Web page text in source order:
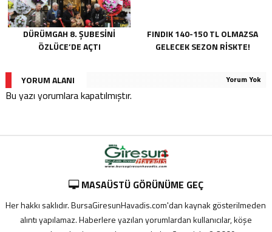
DÜRÜMGAH 8. ŞUBESINI
ÖZLÜCE’DE AÇTI
FINDIK 140-150 TL OLMAZSA
GELECEK SEZON RISKTE!
YORUM ALANI Yorum Yok
Bu yazı yorumlara kapatılmıştır.
MASAÜSTÜ GÖRÜNÜME GEÇ
Her hakkı saklıdır. BursaGiresunHavadis.com'dan kaynak gösterilmeden
alıntı yapılamaz. Haberlere yazılan yorumlardan kullanıcılar, köşe